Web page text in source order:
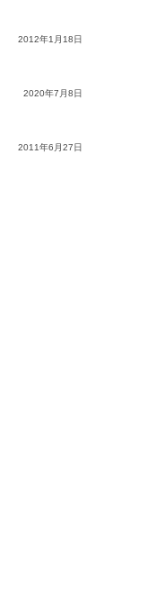
2012年1月18日
2020年7月8日
2011年6月27日